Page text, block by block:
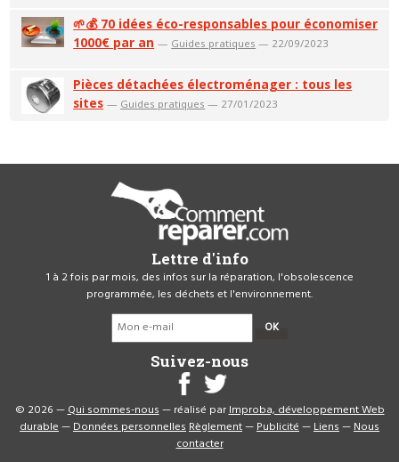
🌱💰 70 idées éco-responsables pour économiser
1000€ par an — Guides pratiques — 22/09/2023
Pièces détachées électroménager : tous les
sites — Guides pratiques — 27/01/2023
Lettre d'info
1 à 2 fois par mois, des infos sur la réparation, l'obsolescence
programmée, les déchets et l'environnement.
OK
Suivez-nous
© 2026 —Qui sommes-nous— réalisé parImproba, développement Web
durable—Données personnellesRèglement—Publicité—Liens—Nous
contacter